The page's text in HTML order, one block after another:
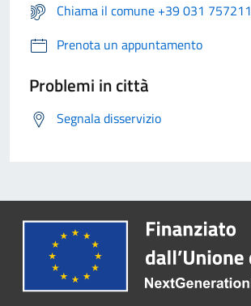
Chiama il comune +39 031 757211
Prenota un appuntamento
Problemi in città
Segnala disservizio